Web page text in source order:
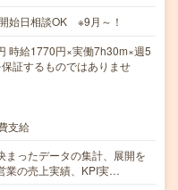
始日相談OK ※9月～！
給1770円×実働7h30m×週5
証するものではありませ
支給
まったデータの集計、展開を
業の売上実績、KPI実…